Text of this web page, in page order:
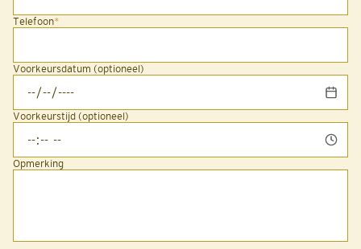
Telefoon*
Voorkeursdatum (optioneel)
Voorkeurstijd (optioneel)
Opmerking